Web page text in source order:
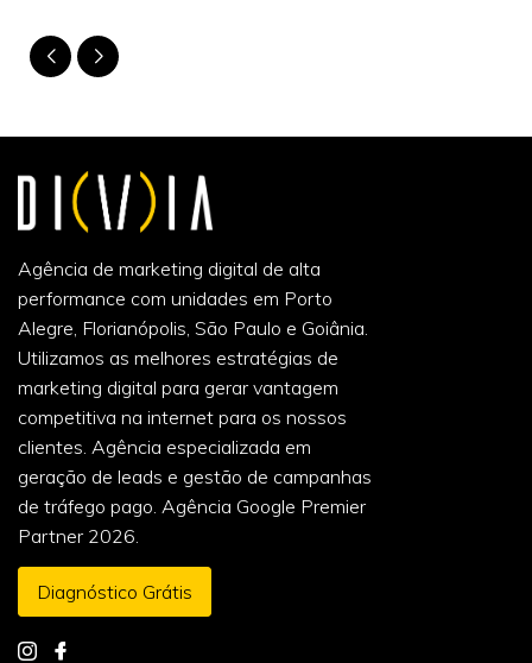
Agência de marketing digital de alta
performance com unidades em Porto
Alegre, Florianópolis, São Paulo e Goiânia.
Utilizamos as melhores estratégias de
marketing digital para gerar vantagem
competitiva na internet para os nossos
clientes. Agência especializada em
geração de leads e gestão de campanhas
de tráfego pago. Agência Google Premier
Partner 2026.
Diagnóstico Grátis